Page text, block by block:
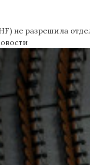
не разрешила